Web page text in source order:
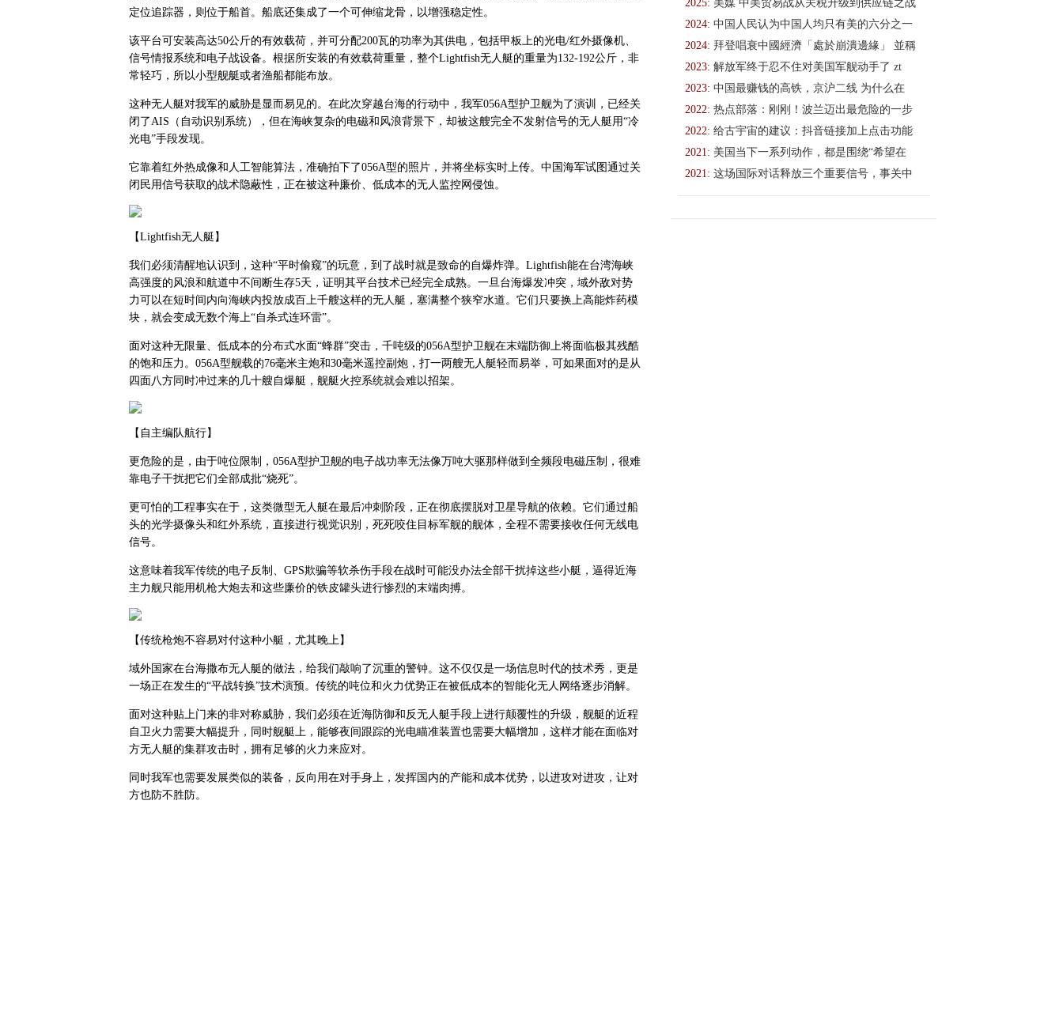
定位追踪器，则位于船首。船底还集成了一个可伸缩龙骨，以增强稳定性。
该平台可安装高达50公斤的有效载荷，并可分配200瓦的功率为其供电，包括甲板上的光电/红外摄像机、
信号情报系统和电子战设备。根据所安装的有效载荷重量，整个Lightfish无人艇的重量为132-192公斤，非
常轻巧，所以小型舰艇或者渔船都能布放。
这种无人艇对我军的威胁是显而易见的。在此次穿越台海的行动中，我军056A型护卫舰为了演训，已经关
闭了AIS（自动识别系统），但在海峡复杂的电磁和风浪背景下，却被这艘完全不发射信号的无人艇用“冷
光电”手段发现。
它靠着红外热成像和人工智能算法，准确拍下了056A型的照片，并将坐标实时上传。中国海军试图通过关
闭民用信号获取的战术隐蔽性，正在被这种廉价、低成本的无人监控网侵蚀。
【Lightfish无人艇】
我们必须清醒地认识到，这种“平时偷窥”的玩意，到了战时就是致命的自爆炸弹。Lightfish能在台湾海峡
高强度的风浪和航道中不间断生存5天，证明其平台技术已经完全成熟。一旦台海爆发冲突，域外敌对势
力可以在短时间内向海峡内投放成百上千艘这样的无人艇，塞满整个狭窄水道。它们只要换上高能炸药模
块，就会变成无数个海上“自杀式连环雷”。
面对这种无限量、低成本的分布式水面“蜂群”突击，千吨级的056A型护卫舰在末端防御上将面临极其残酷
的饱和压力。056A型舰载的76毫米主炮和30毫米遥控副炮，打一两艘无人艇轻而易举，可如果面对的是从
四面八方同时冲过来的几十艘自爆艇，舰艇火控系统就会难以招架。
【自主编队航行】
更危险的是，由于吨位限制，056A型护卫舰的电子战功率无法像万吨大驱那样做到全频段电磁压制，很难
靠电子干扰把它们全部成批“烧死”。
更可怕的工程事实在于，这类微型无人艇在最后冲刺阶段，正在彻底摆脱对卫星导航的依赖。它们通过船
头的光学摄像头和红外系统，直接进行视觉识别，死死咬住目标军舰的舰体，全程不需要接收任何无线电
信号。
这意味着我军传统的电子反制、GPS欺骗等软杀伤手段在战时可能没办法全部干扰掉这些小艇，逼得近海
主力舰只能用机枪大炮去和这些廉价的铁皮罐头进行惨烈的末端肉搏。
【传统枪炮不容易对付这种小艇，尤其晚上】
域外国家在台海撒布无人艇的做法，给我们敲响了沉重的警钟。这不仅仅是一场信息时代的技术秀，更是
一场正在发生的“平战转换”技术演预。传统的吨位和火力优势正在被低成本的智能化无人网络逐步消解。
面对这种贴上门来的非对称威胁，我们必须在近海防御和反无人艇手段上进行颠覆性的升级，舰艇的近程
自卫火力需要大幅提升，同时舰艇上，能够夜间跟踪的光电瞄准装置也需要大幅增加，这样才能在面临对
方无人艇的集群攻击时，拥有足够的火力来应对。
同时我军也需要发展类似的装备，反向用在对手身上，发挥国内的产能和成本优势，以进攻对进攻，让对
方也防不胜防。
2025: 美媒 中美贸易战从关税升级到供应链之战
2024: 中国人民认为中国人均只有美的六分之一
2024: 拜登唱衰中國經濟「處於崩潰邊緣」 並稱
2023: 解放军终于忍不住对美国军舰动手了 zt
2023: 中国最赚钱的高铁，京沪二线 为什么在
2022: 热点部落：刚刚！波兰迈出最危险的一步
2022: 给古宇宙的建议：抖音链接加上点击功能
2021: 美国当下一系列动作，都是围绕“希望在
2021: 这场国际对话释放三个重要信号，事关中